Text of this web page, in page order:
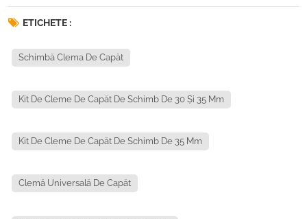
ETICHETE :
Schimbă Clema De Capăt
Kit De Cleme De Capăt De Schimb De 30 Și 35 Mm
Kit De Cleme De Capăt De Schimb De 35 Mm
Clemă Universală De Capăt